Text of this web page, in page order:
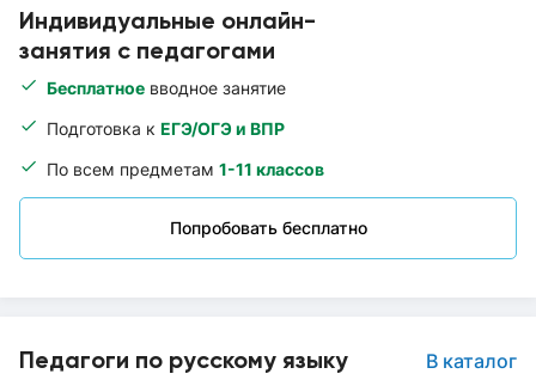
Индивидуальные онлайн-
занятия с педагогами
Бесплатное вводное занятие
Подготовка к ЕГЭ/ОГЭ и ВПР
По всем предметам 1-11 классов
Попробовать бесплатно
Педагоги по русскому языку В каталог